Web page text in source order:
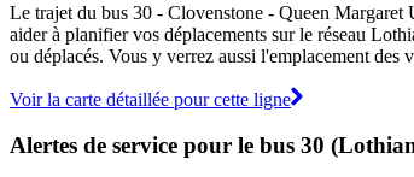
Le trajet du bus 30 - Clovenstone - Queen Margaret
aider à planifier vos déplacements sur le réseau
ou déplacés. Vous y verrez aussi l'emplacement des
Voir la carte détaillée pour cette ligne
Alertes de service pour le bus 30